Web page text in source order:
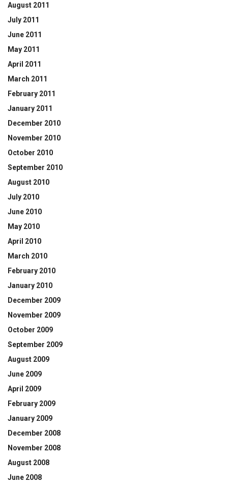
August 2011
July 2011
June 2011
May 2011
April 2011
March 2011
February 2011
January 2011
December 2010
November 2010
October 2010
September 2010
August 2010
July 2010
June 2010
May 2010
April 2010
March 2010
February 2010
January 2010
December 2009
November 2009
October 2009
September 2009
August 2009
June 2009
April 2009
February 2009
January 2009
December 2008
November 2008
August 2008
June 2008